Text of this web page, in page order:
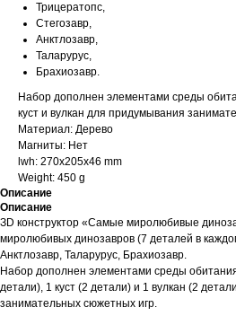
Трицератопс,
Стегозавр,
Анктлозавр,
Таларурус,
Брахиозавр.
Набор дополнен элементами среды
куст и вулкан для придумывания
Материал: Дерево
Магниты: Нет
lwh: 270x205x46 mm
Weight: 450 g
Описание
Описание
ЗD конструктор «Самые миролюбивые
миролюбивых динозавров (7 деталей в
Анктлозавр, Таларурус, Брахиозавр.
Набор дополнен элементами среды
детали), 1 куст (2 детали) и 1 вулкан (2
занимательных сюжетных игр.